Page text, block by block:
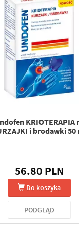
KRIOTERAPIA
i brodawki 50
56.80 PLN
Do koszyka
PODGLĄD